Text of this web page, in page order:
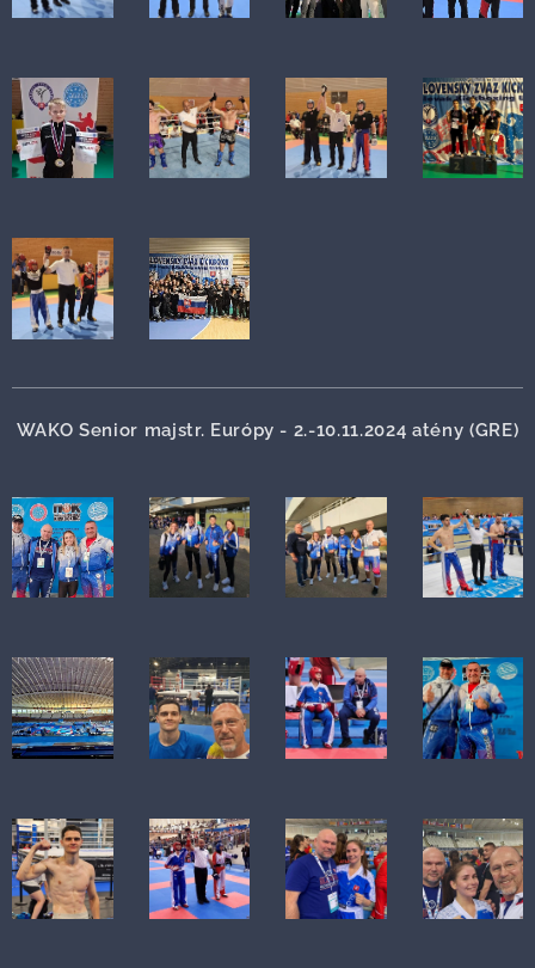
WAKO Senior majstr. Európy - 2.-10.11.2024 atény (GRE)